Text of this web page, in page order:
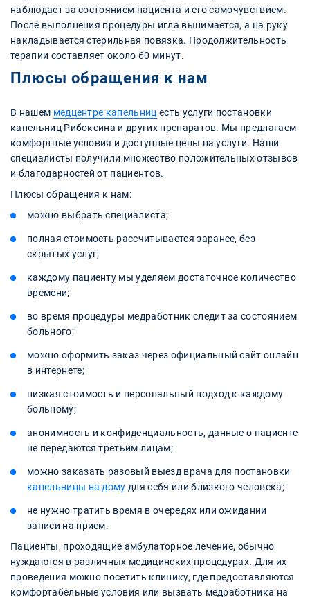
наблюдает за состоянием пациента и его самочувствием.
После выполнения процедуры игла вынимается, а на руку
накладывается стерильная повязка. Продолжительность
терапии составляет около 60 минут.
Плюсы обращения к нам
В нашем медцентре капельниц есть услуги постановки
капельниц Рибоксина и других препаратов. Мы предлагаем
комфортные условия и доступные цены на услуги. Наши
специалисты получили множество положительных отзывов
и благодарностей от пациентов.
Плюсы обращения к нам:
можно выбрать специалиста;
полная стоимость рассчитывается заранее, без
скрытых услуг;
каждому пациенту мы уделяем достаточное количество
времени;
во время процедуры медработник следит за состоянием
больного;
можно оформить заказ через официальный сайт онлайн
в интернете;
низкая стоимость и персональный подход к каждому
больному;
анонимность и конфиденциальность, данные о пациенте
не передаются третьим лицам;
можно заказать разовый выезд врача для постановки
капельницы на дому для себя или близкого человека;
не нужно тратить время в очередях или ожидании
записи на прием.
Пациенты, проходящие амбулаторное лечение, обычно
нуждаются в различных медицинских процедурах. Для их
проведения можно посетить клинику, где предоставляются
комфортабельные условия или вызвать медработника на